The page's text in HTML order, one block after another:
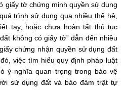
giấy tờ chứng minh quyền sử dụng
trình sử dụng qua nhiều thế hệ,
tay, hoặc chưa hoàn tất thủ tục
không có giấy tờ” dẫn đến nhiều
chứng nhận quyền sử dụng đất
việc tìm hiểu quy định pháp luật
ý nghĩa quan trọng trong bảo vệ
sử dụng đất và bảo đảm trật tự